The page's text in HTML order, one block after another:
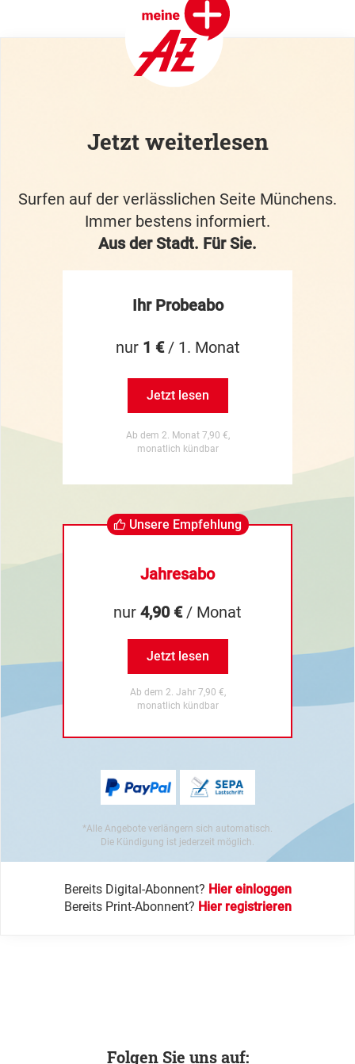
Jetzt weiterlesen
Surfen auf der verlässlichen Seite Münchens.
Immer bestens informiert.
Aus der Stadt. Für Sie.
Ihr Probeabo
nur 1 €/ 1. Monat
Jetzt lesen
Ab dem 2. Monat 7,90 €,
monatlich kündbar
Unsere Empfehlung
Jahresabo
nur 4,90 €/ Monat
Jetzt lesen
Ab dem 2. Jahr 7,90 €,
monatlich kündbar
*Alle Angebote verlängern sich automatisch.
Die Kündigung ist jederzeit möglich.
Bereits Digital-Abonnent? Hier einloggen
Bereits Print-Abonnent? Hier registrieren
Folgen Sie uns auf: